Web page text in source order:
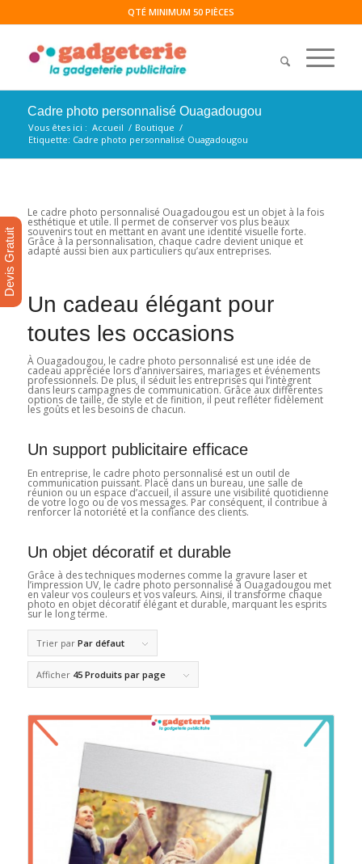
QTÉ MINIMUM 50 PIÈCES
Cadre photo personnalisé Ouagadougou
Vous êtes ici : Accueil / Boutique /
Etiquette: Cadre photo personnalisé Ouagadougou
Le cadre photo personnalisé Ouagadougou est un objet à la fois
esthétique et utile. Il permet de conserver vos plus beaux
souvenirs tout en mettant en avant une identité visuelle forte.
Grâce à la personnalisation, chaque cadre devient unique et
adapté aussi bien aux particuliers qu’aux entreprises.
Un cadeau élégant pour
toutes les occasions
À Ouagadougou, le cadre photo personnalisé est une idée de
cadeau appréciée lors d’anniversaires, mariages et événements
professionnels. De plus, il séduit les entreprises qui l’intègrent
dans leurs campagnes de communication. Grâce aux différentes
options de taille, de style et de finition, il peut refléter fidèlement
les goûts et les besoins de chacun.
Un support publicitaire efficace
En entreprise, le cadre photo personnalisé est un outil de
communication puissant. Placé dans un bureau, une salle de
réunion ou un espace d’accueil, il assure une visibilité quotidienne
de votre logo ou de vos messages. Par conséquent, il contribue à
renforcer la notoriété et la confiance des clients.
Un objet décoratif et durable
Grâce à des techniques modernes comme la gravure laser et
l’impression UV, le cadre photo personnalisé à Ouagadougou met
en valeur vos couleurs et vos valeurs. Ainsi, il transforme chaque
photo en objet décoratif élégant et durable, marquant les esprits
sur le long terme.
Trier par Par défaut
Afficher 45 Produits par page
Devis Gratuit